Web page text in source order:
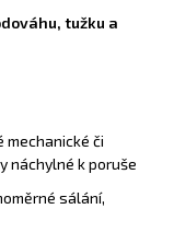
tužku a
mechanické či
náchylné k poruše
sálání,